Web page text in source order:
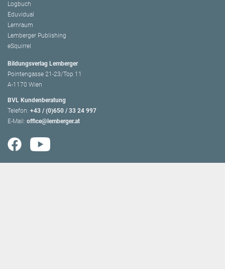
Logbuch
Eduvidual
Lernraum
Lemberger Publishing
eSquirrel
Bildungsverlag Lemberger
Pointengasse 21-23/Top 11
A-1170 Wien
BVL Kundenberatung
Telefon: +43 / (0)650 / 33 24 997
E-Mail: office@lemberger.at